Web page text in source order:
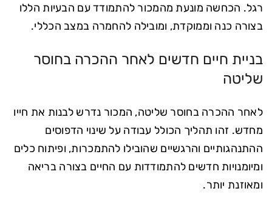
רגל. הכחשה מונעת מהמכור להתמודד עם הבעיות הללו
בצורה כנה וממוקדת, ומובילה להחמרה במצב הכללי.
בניית חיים חדשים לאחר ההכרה בחוסר
שליטה
לאחר ההכרה בחוסר שליטה, המכור נדרש לבנות את חייו
מחדש. זהו תהליך הכולל עבודה על שינוי הדפוסים
ההתנהגותיים והרגשיים שהובילו להתמכרות, ופיתוח כלים
ומיומנויות חדשים להתמודדות עם החיים בצורה בריאה
ומאוזנת יותר.